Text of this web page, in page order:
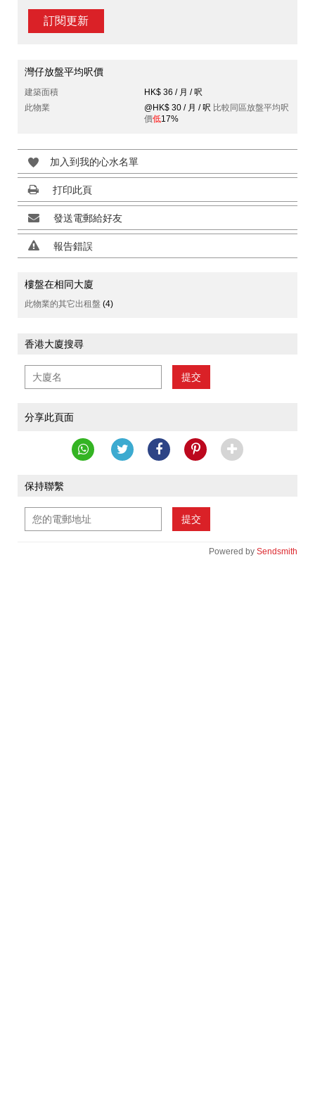
訂閱更新
灣仔放盤平均呎價
建築面積
HK$ 36 / 月 / 呎
此物業
@HK$ 30 / 月 / 呎 比較同區放盤平均呎
價低17%
加入到我的心水名單
打印此頁
發送電郵給好友
報告錯誤
樓盤在相同大廈
此物業的其它出租盤 (4)
香港大廈搜尋
提交
分享此頁面
保持聯繫
提交
Powered by Sendsmith